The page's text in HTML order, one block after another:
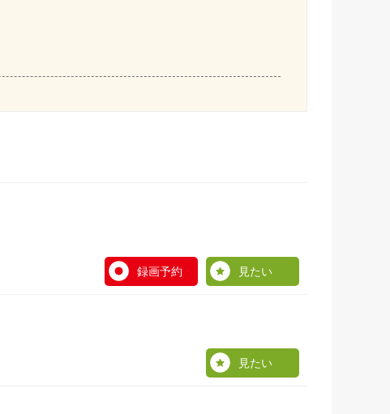
録画予約 見たい
見たい